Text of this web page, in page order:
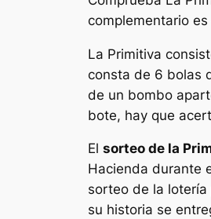
complementario es
La Primitiva
consta de 6 bolas
de un bombo
bote, hay que
El sorteo de la
Hacienda durante
sorteo de la
su historia se